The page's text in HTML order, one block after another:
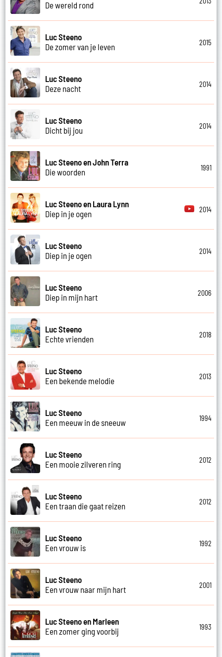
De wereld rond
Luc Steeno
De zomer van je leven
2015
Luc Steeno
Deze nacht
2014
Luc Steeno
Dicht bij jou
2014
Luc Steeno en John Terra
Die woorden
1991
Luc Steeno en Laura Lynn
Diep in je ogen
2014
Luc Steeno
Diep in je ogen
2014
Luc Steeno
Diep in mijn hart
2006
Luc Steeno
Echte vrienden
2018
Luc Steeno
Een bekende melodie
2013
Luc Steeno
Een meeuw in de sneeuw
1994
Luc Steeno
Een mooie zilveren ring
2012
Luc Steeno
Een traan die gaat reizen
2012
Luc Steeno
Een vrouw is
1992
Luc Steeno
Een vrouw naar mijn hart
2001
Luc Steeno en Marleen
Een zomer ging voorbij
1993